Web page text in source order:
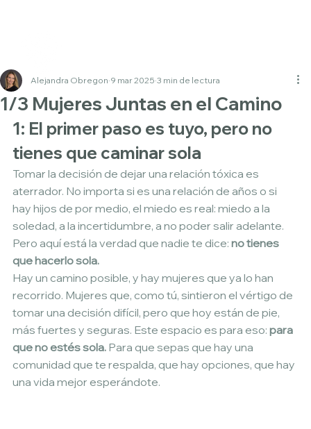
1/3 Mujeres Juntas en el Camino
Alejandra Obregon 9 mar 2025 3 min de lectura
1: El primer paso es tuyo, pero no
tienes que caminar sola
Tomar la decisión de dejar una relación tóxica es
aterrador. No importa si es una relación de años o si
hay hijos de por medio, el miedo es real: miedo a la
soledad, a la incertidumbre, a no poder salir adelante.
Pero aquí está la verdad que nadie te dice: no tienes
que hacerlo sola.
Hay un camino posible, y hay mujeres que ya lo han
recorrido. Mujeres que, como tú, sintieron el vértigo de
tomar una decisión difícil, pero que hoy están de pie,
más fuertes y seguras. Este espacio es para eso: para
que no estés sola. Para que sepas que hay una
comunidad que te respalda, que hay opciones, que hay
una vida mejor esperándote.